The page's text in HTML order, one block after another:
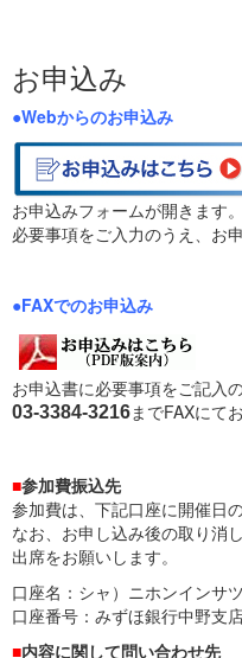
お申込み
●Webからのお申込み
お申込みフォームが開きます。
必要事項をご入力のうえ、お
●FAXでのお申込み
お申込書に必要事項をご記入の
03-3384-3216までFAXにて
■参加費振込先
参加費は、下記口座に開催日
なお、お申し込み後の取り消
出席をお願いします。
口座名：シャ）ニホンインサ
口座番号：みずほ銀行中野支
■内容に関して問い合わせ先